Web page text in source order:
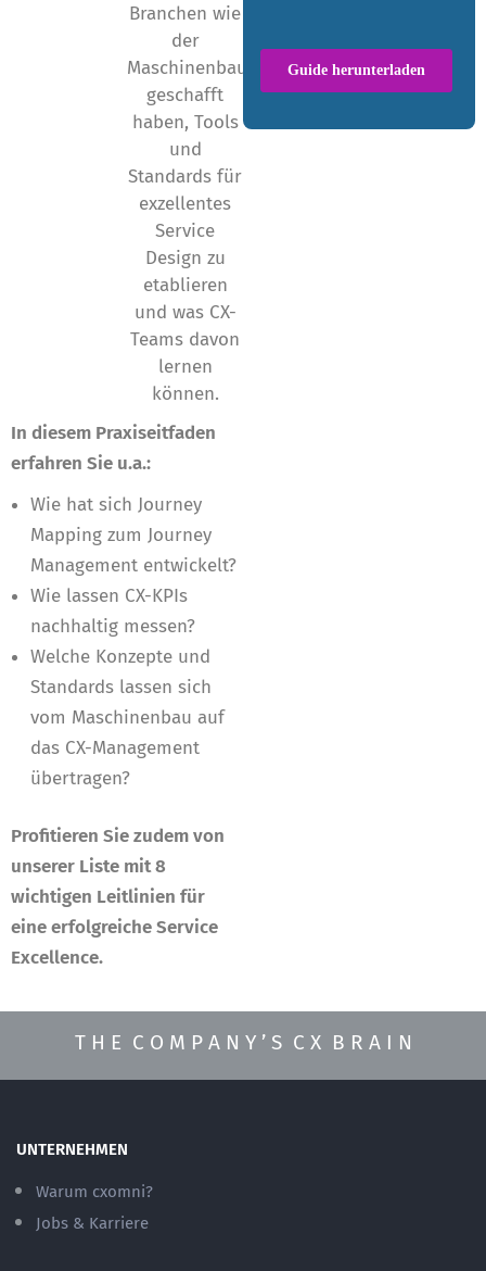
Branchen wie
der
Maschinenbau
geschafft
haben, Tools
und
Standards für
exzellentes
Service
Design zu
etablieren
und was CX-
Teams davon
lernen
können.
In diesem Praxiseitfaden
erfahren Sie u.a.:
Wie hat sich Journey
Mapping zum Journey
Management entwickelt?
Wie lassen CX-KPIs
nachhaltig messen?
Welche Konzepte und
Standards lassen sich
vom Maschinenbau auf
das CX-Management
übertragen?
Profitieren Sie zudem von
unserer Liste mit 8
wichtigen Leitlinien für
eine erfolgreiche Service
Excellence.
T H E C O M P A N Y ’ S C X B R A I N
UNTERNEHMEN
Warum cxomni?
Jobs & Karriere